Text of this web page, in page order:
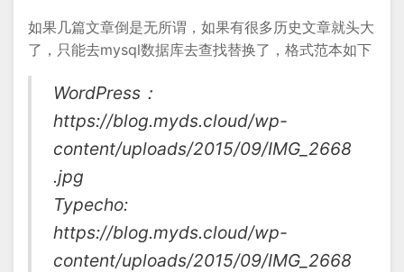
如果几篇文章倒是无所谓，如果有很多历史文章就头大
了，只能去mysql数据库去查找替换了，格式范本如下
WordPress：
https://blog.myds.cloud/wp-
content/uploads/2015/09/IMG_2668
.jpg
Typecho:
https://blog.myds.cloud/wp-
content/uploads/2015/09/IMG_2668